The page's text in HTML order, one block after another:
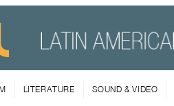
LITERATURE SOUND & VIDEO